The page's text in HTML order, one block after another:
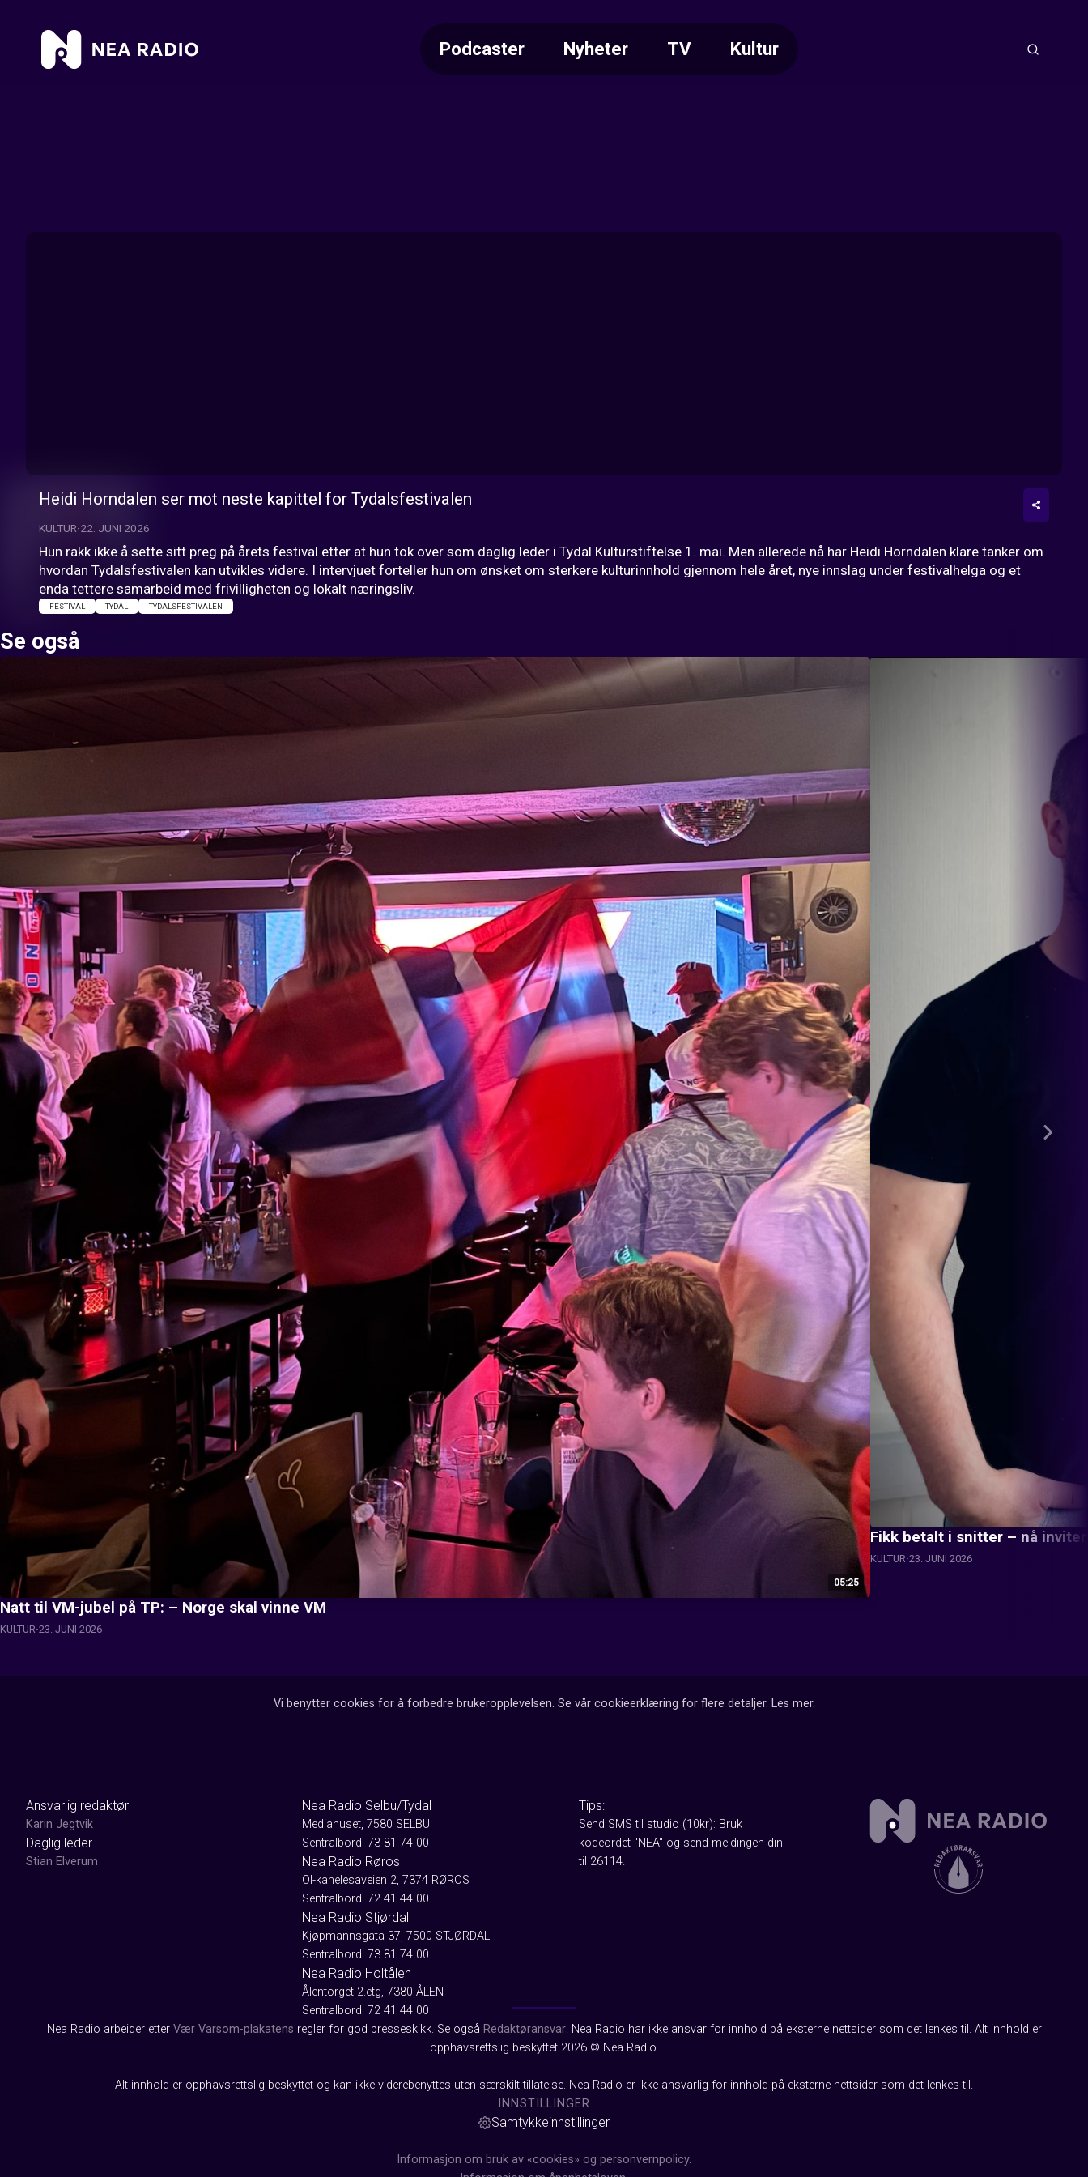
Podcaster Nyheter TV Kultur
Heidi Horndalen ser mot neste kapittel for Tydalsfestivalen
KULTUR 22. JUNI 2026
Hun rakk ikke å sette sitt preg på årets festival etter at hun tok over som daglig leder i Tydal Kulturstiftelse 1. mai. Men allerede nå har Heidi Horndalen klare tanker om
hvordan Tydalsfestivalen kan utvikles videre. I intervjuet forteller hun om ønsket om sterkere kulturinnhold gjennom hele året, nye innslag under festivalhelga og et
enda tettere samarbeid med frivilligheten og lokalt næringsliv.
FESTIVAL TYDAL TYDALSFESTIVALEN
Se også
05:25
Natt til VM-jubel på TP: – Norge skal vinne VM
KULTUR 23. JUNI 2026
Fikk betalt i snitter – nå
KULTUR 23. JUNI 2026
Vi benytter cookies for å forbedre brukeropplevelsen. Se vår cookieerklæring for flere detaljer. Les mer.
Ansvarlig redaktør
Karin Jegtvik
Daglig leder
Stian Elverum
Nea Radio Selbu/Tydal
Mediahuset, 7580 SELBU
Sentralbord: 73 81 74 00
Nea Radio Røros
Ol-kanelesaveien 2, 7374 RØROS
Sentralbord: 72 41 44 00
Nea Radio Stjørdal
Kjøpmannsgata 37, 7500 STJØRDAL
Sentralbord: 73 81 74 00
Nea Radio Holtålen
Ålentorget 2.etg, 7380 ÅLEN
Sentralbord: 72 41 44 00
Tips:
Send SMS til studio (10kr): Bruk
kodeordet "NEA" og send meldingen din
til 26114.
Nea Radio arbeider etter Vær Varsom-plakatens regler for god presseskikk. Se også Redaktøransvar. Nea Radio har ikke ansvar for innhold på eksterne nettsider som det lenkes til. Alt innhold er
opphavsrettslig beskyttet 2026 © Nea Radio.
Alt innhold er opphavsrettslig beskyttet og kan ikke viderebenyttes uten særskilt tillatelse. Nea Radio er ikke ansvarlig for innhold på eksterne nettsider som det lenkes til.
INNSTILLINGER
Samtykkeinnstillinger
Informasjon om bruk av «cookies» og personvernpolicy.